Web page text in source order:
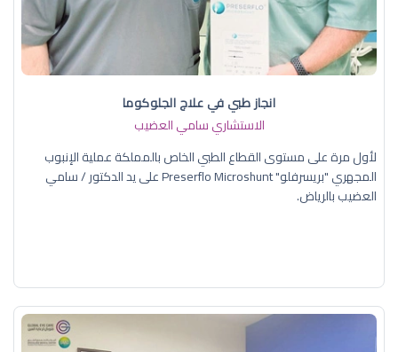
انجاز طبي في علاج الجلوكوما
الاستشاري سامي العضيب
لأول مرة على مستوى القطاع الطبي الخاص بالمملكة عملية الإنبوب
المجهري "بريسرفلو" Preserflo Microshunt على يد الدكتور / سامي
العضيب بالرياض.